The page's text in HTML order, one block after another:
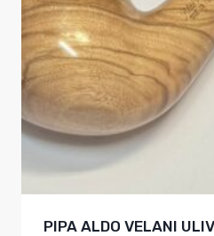
PIPA ALDO VELANI